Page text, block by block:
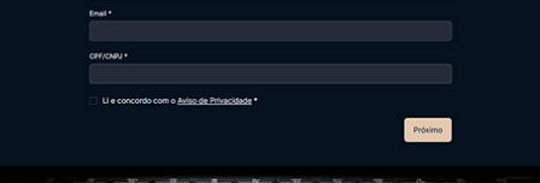
com apoio da Veritas